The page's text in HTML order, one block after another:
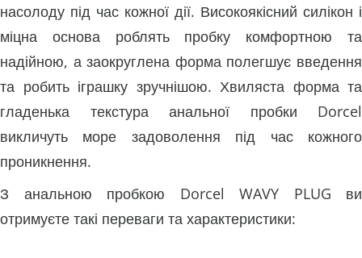
насолоду під час кожної дії. Високоякісний силікон і
міцна основа роблять пробку комфортною та
надійною, а заокруглена форма полегшує введення
та робить іграшку зручнішою. Хвиляста форма та
гладенька текстура анальної пробки Dorcel
викличуть море задоволення під час кожного
проникнення.
З анальною пробкою Dorcel WAVY PLUG ви
отримуєте такі переваги та характеристики: